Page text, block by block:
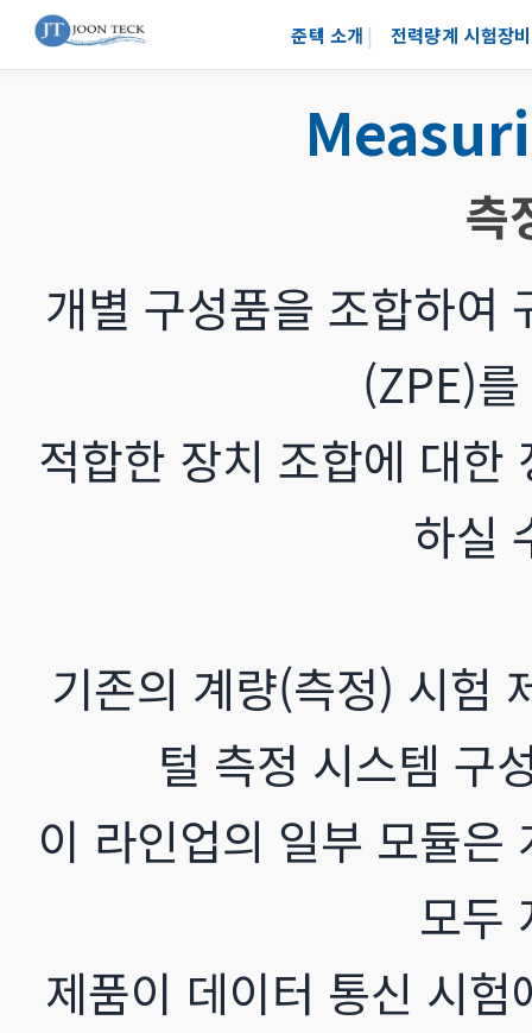
준텍 소개 전력량계 시험장비
측
개별 구성품을 조합하여
(ZPE)
적합한 장치 조합에 대한
하실
기존의 계량(측정) 시험
털 측정 시스템 구
이 라인업의 일부 모듈은
모두
제품이 데이터 통신 시